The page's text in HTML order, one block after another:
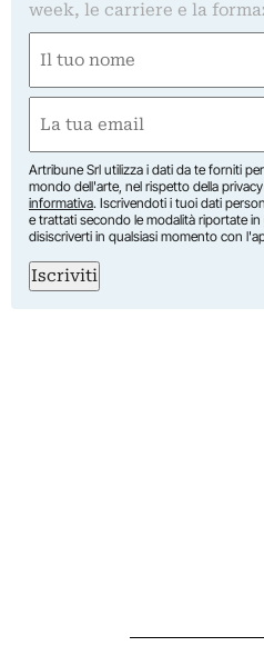
week, le carriere e la
(Obbligatorio)
Nome
(Obbligatorio)
Artribune Srl utilizza i dati da te forniti
mondo dell'arte, nel rispetto della
informativa. Iscrivendoti i tuoi dati
e trattati secondo le modalità riportate in
disiscriverti in qualsiasi momento con
Iscriviti